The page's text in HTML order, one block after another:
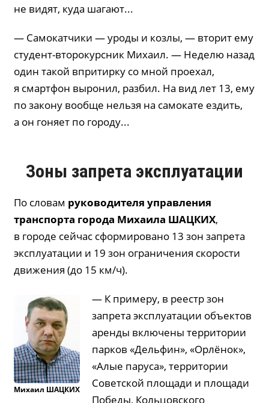
не видят, куда шагают...
— Самокатчики — уроды и козлы, — вторит ему
студент-второкурсник Михаил. — Неделю назад
один такой впритирку со мной проехал,
я смартфон выронил, разбил. На вид лет 13, ему
по закону вообще нельзя на самокате ездить,
а он гоняет по городу...
Зоны запрета эксплуатации
По словам руководителя управления
транспорта города Михаила ШАЦКИХ,
в городе сейчас сформировано 13 зон запрета
эксплуатации и 19 зон ограничения скорости
движения (до 15 км/ч).
Михаил ШАЦКИХ
— К примеру, в реестр зон
запрета эксплуатации объектов
аренды включены территории
парков «Дельфин», «Орлёнок»,
«Алые паруса», территории
Советской площади и площади
Победы, Кольцовского